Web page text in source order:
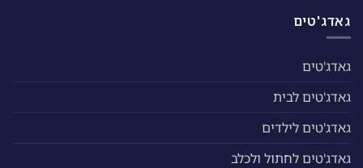
גאדג'טים
גאדג'טים
גאדג'טים לבית
גאדג'טים לילדים
גאדג'טים לחתול ולכלב